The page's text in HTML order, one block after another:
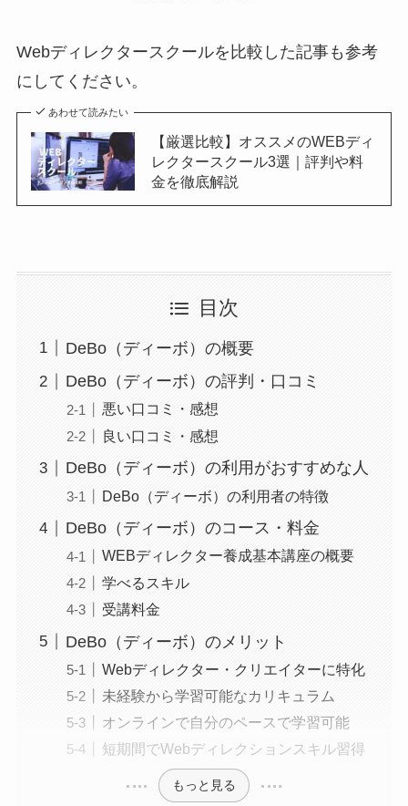
Webディレクタースクールを比較した記事も参考
にしてください。
あわせて読みたい
【厳選比較】オススメのWEBディ
レクタースクール3選｜評判や料
金を徹底解説
目次
DeBo（ディーボ）の概要
DeBo（ディーボ）の評判・口コミ
悪い口コミ・感想
良い口コミ・感想
DeBo（ディーボ）の利用がおすすめな人
DeBo（ディーボ）の利用者の特徴
DeBo（ディーボ）のコース・料金
WEBディレクター養成基本講座の概要
学べるスキル
受講料金
DeBo（ディーボ）のメリット
Webディレクター・クリエイターに特化
未経験から学習可能なカリキュラム
オンラインで自分のペースで学習可能
短期間でWebディレクションスキル習得
もっと見る